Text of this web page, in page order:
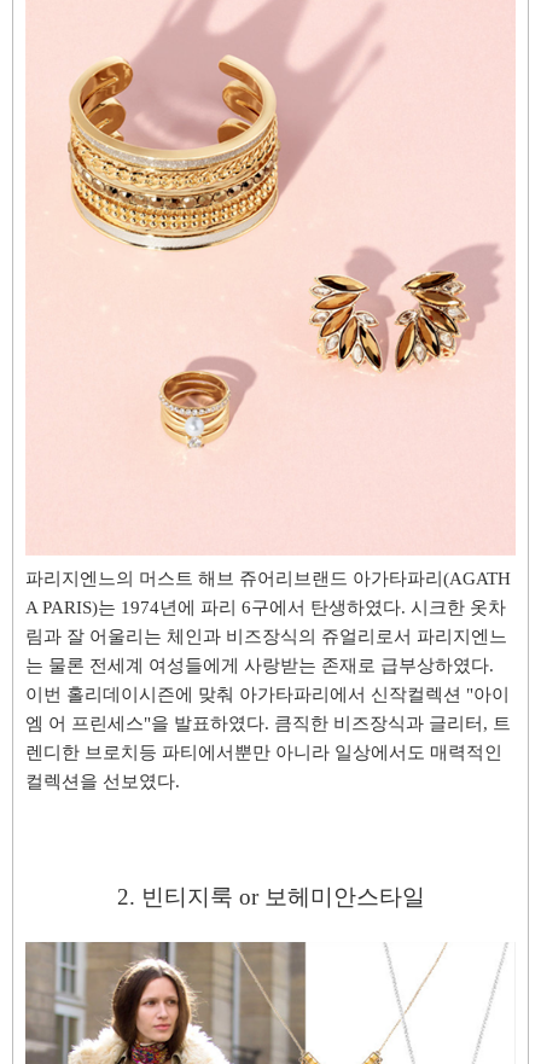
파리지엔느의 머스트 해브 쥬어리브랜드 아가타파리(AGATH
A PARIS)는 1974년에 파리 6구에서 탄생하였다. 시크한 옷차
림과 잘 어울리는 체인과 비즈장식의 쥬얼리로서 파리지엔느
는 물론 전세계 여성들에게 사랑받는 존재로 급부상하였다.
이번 홀리데이시즌에 맞춰 아가타파리에서 신작컬렉션 "아이
엠 어 프린세스"을 발표하였다. 큼직한 비즈장식과 글리터, 트
렌디한 브로치등 파티에서뿐만 아니라 일상에서도 매력적인
컬렉션을 선보였다.
2. 빈티지룩 or 보헤미안스타일